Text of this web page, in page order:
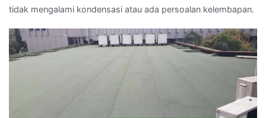
tidak mengalami kondensasi atau ada persoalan kelembapan.